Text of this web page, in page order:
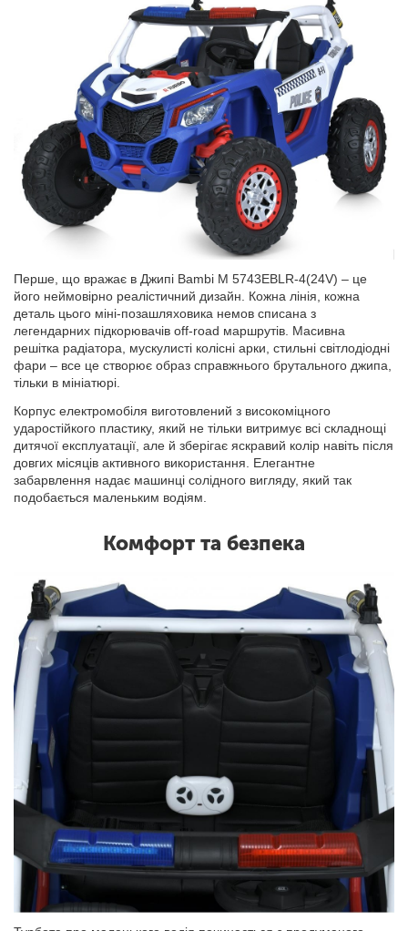
Перше, що вражає в Джипі Bambi M 5743EBLR-4(24V) – це
його неймовірно реалістичний дизайн. Кожна лінія, кожна
деталь цього міні-позашляховика немов списана з
легендарних підкорювачів off-road маршрутів. Масивна
решітка радіатора, мускулисті колісні арки, стильні світлодіодні
фари – все це створює образ справжнього брутального джипа,
тільки в мініатюрі.
Корпус електромобіля виготовлений з високоміцного
ударостійкого пластику, який не тільки витримує всі складнощі
дитячої експлуатації, але й зберігає яскравий колір навіть після
довгих місяців активного використання. Елегантне
забарвлення надає машинці солідного вигляду, який так
подобається маленьким водіям.
Комфорт та безпека